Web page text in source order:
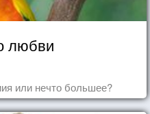
любви
или нечто большее?